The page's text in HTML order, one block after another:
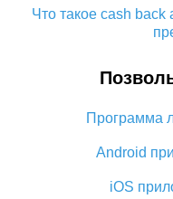
Что такое cash back
Все о том, как
Программа
Android
iOS